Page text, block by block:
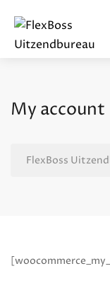
My account
FlexBoss